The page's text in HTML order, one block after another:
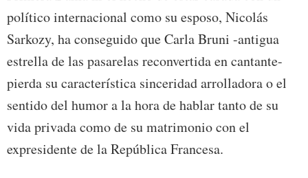
político internacional como su esposo, Nicolás
Sarkozy, ha conseguido que Carla Bruni -antigua
estrella de las pasarelas reconvertida en cantante-
pierda su característica sinceridad arrolladora o el
sentido del humor a la hora de hablar tanto de su
vida privada como de su matrimonio con el
expresidente de la República Francesa.